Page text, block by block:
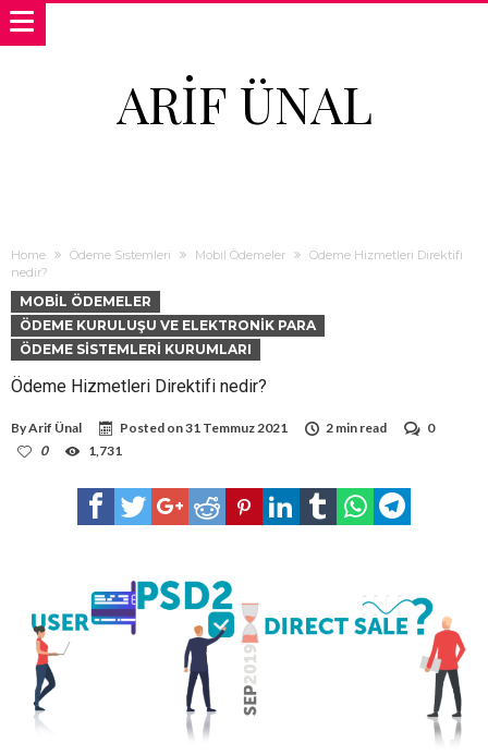
ARIF ÜNAL
Home Ödeme Sistemleri Mobil Ödemeler
Ödeme Hizmetleri Direktifi
nedir?
MOBIL ÖDEMELER
ÖDEME KURULUŞU VE ELEKTRONIK PARA
ÖDEME SISTEMLERI KURUMLARI
Ödeme Hizmetleri Direktifi nedir?
ByArif Ünal Posted on31 Temmuz 2021 2 min read
0
0
1,731